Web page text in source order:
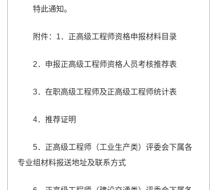
特此通知。
附件：1．正高级工程师资格申报材料目录
2．申报正高级工程师资格人员考核推荐表
3．在职高级工程师及正高级工程师统计表
4．推荐证明
5．正高级工程师（工业生产类）评委会下属各
专业组材料报送地址及联系方式